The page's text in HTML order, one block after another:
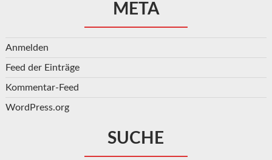
META
Anmelden
Feed der Einträge
Kommentar-Feed
WordPress.org
SUCHE